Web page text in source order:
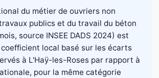
du métier de ouvriers non
publics et du travail du béton
source INSEE DADS 2024) est
local basé sur les écarts
à L'Haÿ-les-Roses par rapport à
pour la même catégorie